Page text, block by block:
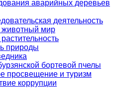
аварийных деревьев
деятельность
животный мир
природы
бортевой пчелы
просвещение и туризм
коррупции